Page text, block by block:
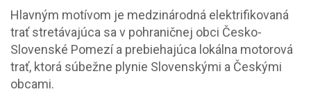
Hlavným motívom je medzinárodná elektrifikovaná
trať stretávajúca sa v pohraničnej obci Česko-
Slovenské Pomezí a prebiehajúca lokálna motorová
trať, ktorá súbežne plynie Slovenskými a Českými
obcami.